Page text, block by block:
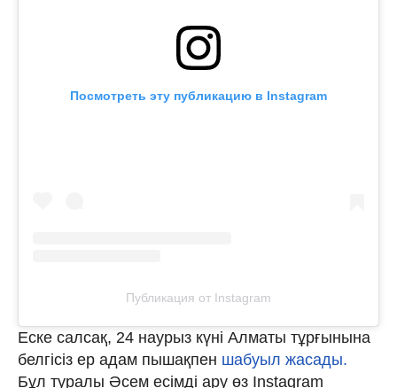
Посмотреть эту публикацию в Instagram
Публикация от Instagram
Еске салсақ, 24 наурыз күні Алматы тұрғынына
белгісіз ер адам пышақпен шабуыл жасады.
Бұл туралы Әсем есімді ару өз Instagram